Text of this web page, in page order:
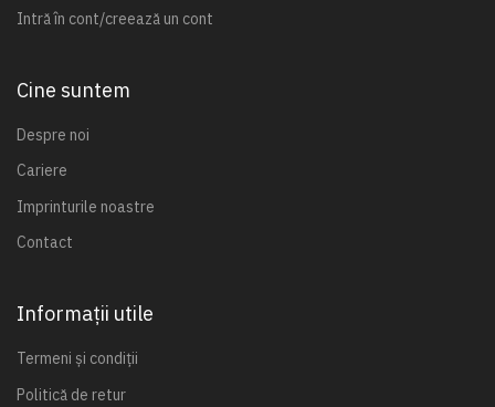
Intră în cont/creează un cont
Cine suntem
Despre noi
Cariere
Imprinturile noastre
Contact
Informații utile
Termeni și condiții
Politică de retur